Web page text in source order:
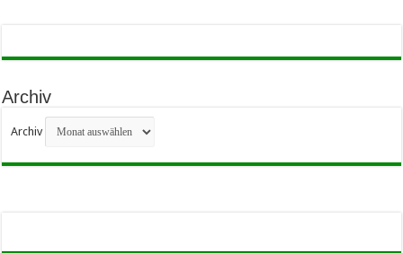
Archiv
Archiv